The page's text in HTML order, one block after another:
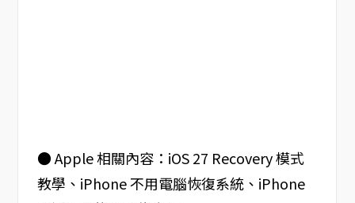
● Apple 相關內容：iOS 27 Recovery 模式
教學、iPhone 不用電腦恢復系統、iPhone